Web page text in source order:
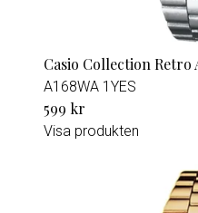
Casio Collection Retro
A168WA 1YES
599 kr
Visa produkten